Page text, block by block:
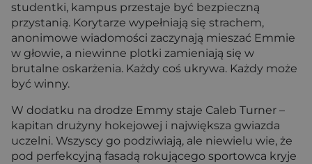
studentki, kampus przestaje być bezpieczną
przystanią. Korytarze wypełniają się strachem,
anonimowe wiadomości zaczynają mieszać Emmie
w głowie, a niewinne plotki zamieniają się w
brutalne oskarżenia. Każdy coś ukrywa. Każdy może
być winny.
W dodatku na drodze Emmy staje Caleb Turner –
kapitan drużyny hokejowej i największa gwiazda
uczelni. Wszyscy go podziwiają, ale niewielu wie, że
pod perfekcyjną fasadą rokującego sportowca kryje